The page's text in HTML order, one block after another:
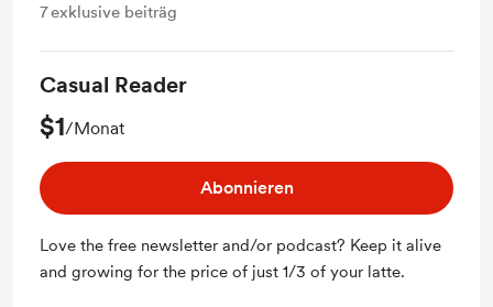
7exklusive beiträg
Casual Reader
$1/Monat
Abonnieren
Love the free newsletter and/or podcast? Keep it alive
and growing for the price of just 1/3 of your latte.